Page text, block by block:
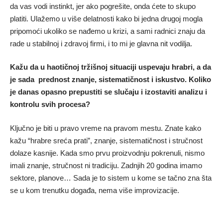
da vas vodi instinkt, jer ako pogrešite, onda ćete to skupo
platiti. Ulažemo u više delatnosti kako bi jedna drugoj mogla
pripomoći ukoliko se nađemo u krizi, a sami radnici znaju da
rade u stabilnoj i zdravoj firmi, i to mi je glavna nit vodilja.
Kažu da u haotičnoj tržišnoj situaciji uspevaju hrabri, a da
je sada prednost znanje, sistematičnost i iskustvo. Koliko
je danas opasno prepustiti se slučaju i izostaviti analizu i
kontrolu svih procesa?
Ključno je biti u pravo vreme na pravom mestu. Znate kako
kažu “hrabre sreća prati”, znanje, sistematičnost i stručnost
dolaze kasnije. Kada smo prvu proizvodnju pokrenuli, nismo
imali znanje, stručnost ni tradiciju. Zadnjih 20 godina imamo
sektore, planove… Sada je to sistem u kome se tačno zna šta
se u kom trenutku događa, nema više improvizacije.